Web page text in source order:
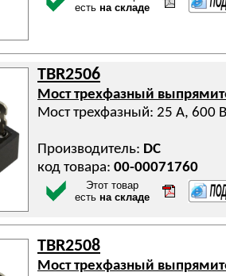
есть на складе
TBR2506
Мост трехфазный
Мост трехфазный: 25 А, 600 В
Производитель: DC
код товара: 00-00071760
Этот товар
есть на складе
TBR2508
Мост трехфазный